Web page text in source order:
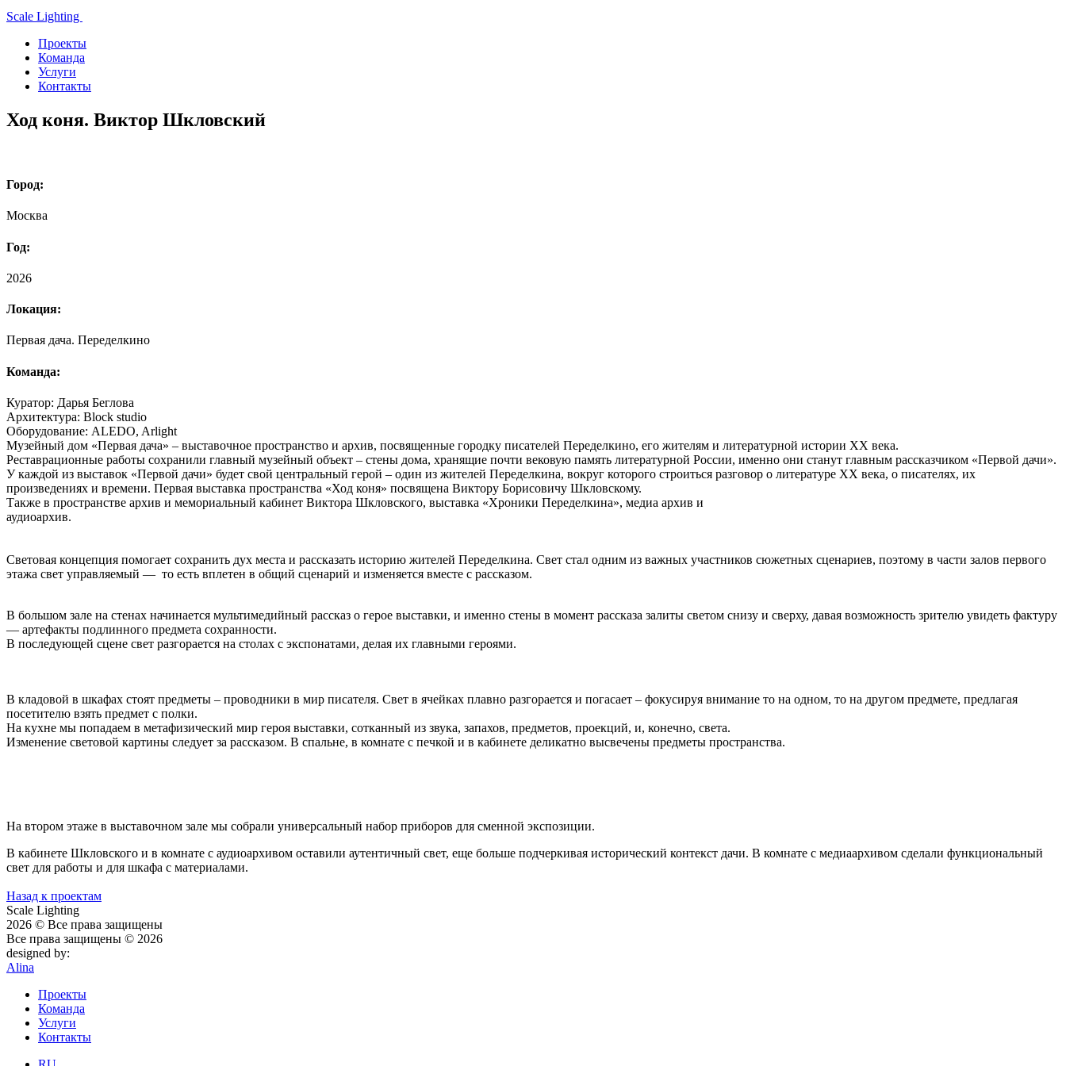
Scale Lighting
Проекты
Команда
Услуги
Контакты
Ход коня. Виктор Шкловский
Город:
Москва
Год:
2026
Локация:
Первая дача. Переделкино
Команда:
Куратор: Дарья Беглова
Архитектура: Block studio
Оборудование: ALEDO, Arlight
Музейный дом «Первая дача» – выставочное пространство и архив, посвященные городку писателей Переделкино, его жителям и литературной истории ХХ века.
Реставрационные работы сохранили главный музейный объект – стены дома, хранящие почти вековую память литературной России, именно они станут главным рассказчиком «Первой дачи».
У каждой из выставок «Первой дачи» будет свой центральный герой – один из жителей Переделкина, вокруг которого строиться разговор о литературе XX века, о писателях, их
произведениях и времени. Первая выставка пространства «Ход коня» посвящена Виктору Борисовичу Шкловскому.
Также в пространстве архив и мемориальный кабинет Виктора Шкловского, выставка «Хроники Переделкина», медиа архив и
аудиоархив.
Световая концепция помогает сохранить дух места и рассказать историю жителей Переделкина. Свет стал одним из важных участников сюжетных сценариев, поэтому в части залов первого
этажа свет управляемый — то есть вплетен в общий сценарий и изменяется вместе с рассказом.
В большом зале на стенах начинается мультимедийный рассказ о герое выставки, и именно стены в момент рассказа залиты светом снизу и сверху, давая возможность зрителю увидеть фактуру
— артефакты подлинного предмета сохранности.
В последующей сцене свет разгорается на столах с экспонатами, делая их главными героями.
В кладовой в шкафах стоят предметы – проводники в мир писателя. Свет в ячейках плавно разгорается и погасает – фокусируя внимание то на одном, то на другом предмете, предлагая
посетителю взять предмет с полки.
На кухне мы попадаем в метафизический мир героя выставки, сотканный из звука, запахов, предметов, проекций, и, конечно, света.
Изменение световой картины следует за рассказом. В спальне, в комнате с печкой и в кабинете деликатно высвечены предметы пространства.
На втором этаже в выставочном зале мы собрали универсальный набор приборов для сменной экспозиции.
В кабинете Шкловского и в комнате с аудиоархивом оставили аутентичный свет, еще больше подчеркивая исторический контекст дачи. В комнате с медиаархивом сделали функциональный
свет для работы и для шкафа с материалами.
Назад к проектам
Scale Lighting
2026 © Все права защищены
Все права защищены © 2026
designed by:
Alina
Проекты
Команда
Услуги
Контакты